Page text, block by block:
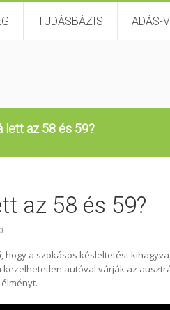
TUDÁSBÁZIS ADÁS-
lett az 58 és 59?
az 58 és 59?
0
a szokásos késleltetést
autóval várják az